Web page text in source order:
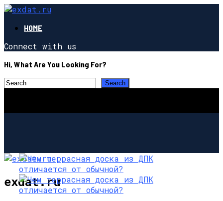
HOME
Connect with us
Hi, What Are You Looking For?
exdat.ru